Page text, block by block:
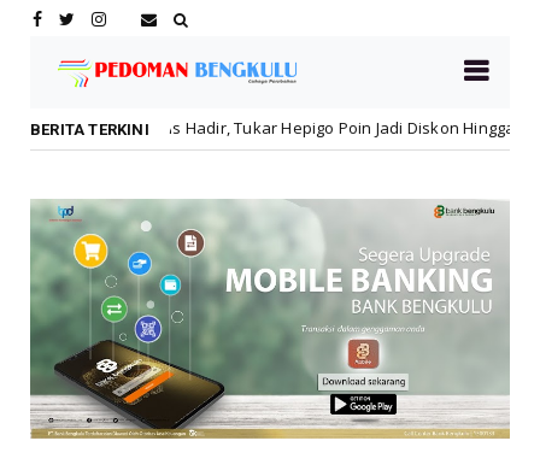
BERITA TERKINI
Tukar Hepigo Poin Jadi Diskon Hingga 30 Persen! Lebong